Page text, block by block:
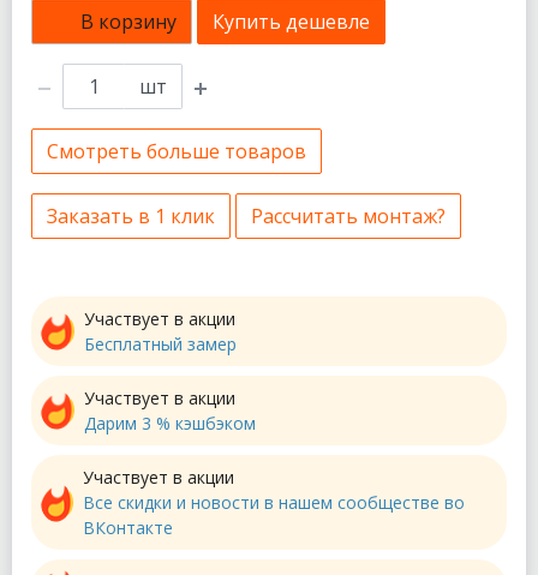
В корзину Купить дешевле
шт
Смотреть больше товаров
Заказать в 1 клик Рассчитать монтаж?
Участвует в акции
Бесплатный замер
Участвует в акции
Дарим 3 % кэшбэком
Участвует в акции
Все скидки и новости в нашем сообществе во
ВКонтакте